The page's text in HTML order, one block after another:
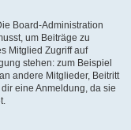
Board-Administration
um Beiträge zu
Mitglied Zugriff auf
stehen: zum Beispiel
andere Mitglieder, Beitritt
eine Anmeldung, da sie